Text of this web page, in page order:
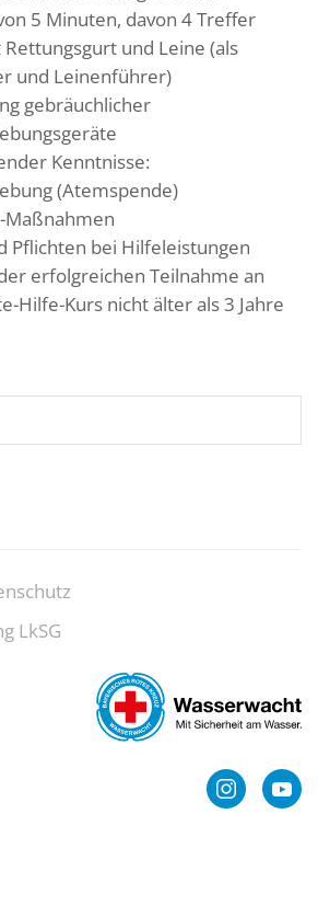
5 Minuten, davon 4 Treffer
und Leine (als
und Leinenführer)
gebräuchlicher
Kenntnisse:
(Atemspende)
Maßnahmen
Pflichten bei Hilfeleistungen
erfolgreichen Teilnahme an
Hilfe-Kurs nicht älter als 3 Jahre
LkSG